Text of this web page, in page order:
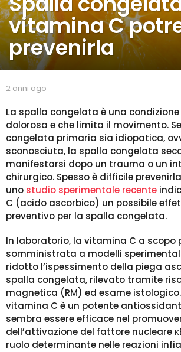
n
n
i
a
g
2
n
n
i
a
g
o
vitamina C
prevenirla
b
s
p
a
l
l
a
2 anni ago
n
n
i
a
g
o
La spalla congelata è una
dolorosa e che limita il movimento.
congelata primaria sia idiopatica,
sconosciuta, la spalla congelata
manifestarsi dopo un trauma o un
chirurgico. Spesso è difficile
uno studio sperimentale recente
C (acido ascorbico) un possibile
preventivo per la spalla congelata.
In laboratorio, la vitamina C a scopo
somministrata a modelli
ridotto l’ispessimento della piega
spalla congelata, rilevato tramite
magnetica (RM) ed esame
vitamina C è un potente
sembra essere efficace nel
dell’attivazione del fattore nucleare
ruolo determinante nelle reazioni